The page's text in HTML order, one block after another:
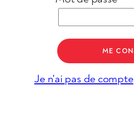
Je n'ai pas de compte